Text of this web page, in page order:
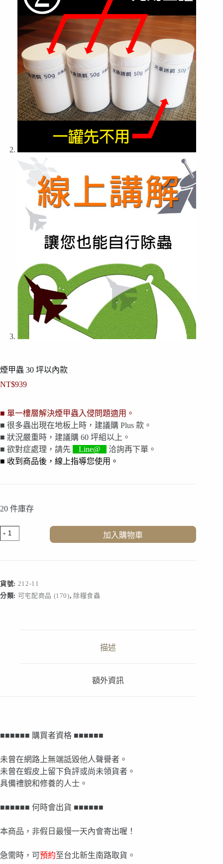
煙甲蟲 30 坪以內款
NT$939
■ 單一樓層解決煙甲蟲入侵問題適用。
■ 很多蟲出現在地板上時，建議購 Plus 款。
■ 狀況嚴重時，建議購 60 坪組以上。
■ 欲對症處理，請先
Line@
洽詢再下單。
■ 收到商品後，線上指導您使用。
20 件庫存
煙
甲
以
內
加入購物車
貨號: 212-11
分類: 可宅配商品 (170), 除糧食蟲
描述
額外資訊
■■■■■■ 購買者資格 ■■■■■■
未曾在網路上無端詆毀他人聲譽者。
未曾在蝦皮上留下負評或尚未領貨者。
具備禮貌和修養的人士。
■■■■■■ 何時會出貨 ■■■■■■
本商品，非假日最慢一天內會寄出喔！
急需時，可預約至台北新生南路取貨。